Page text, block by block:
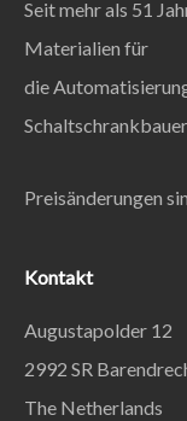
Seit mehr als 51
Materialien für
die
Preisänderungen
Kontakt
Augustapolder 12
2992 SR
The Netherlands